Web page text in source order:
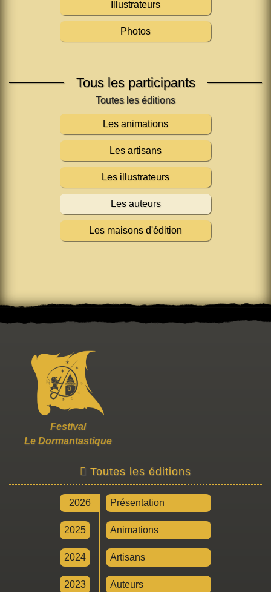
Illustrateurs
Photos
Tous les participants
Les animations
Les artisans
Les illustrateurs
Les auteurs
Les maisons d'édition
Festival
Le Dormantastique
Toutes les éditions
2026
2025
2024
2023
Présentation
Animations
Artisans
Auteurs